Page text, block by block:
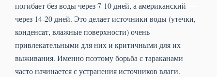
погибает без воды через 7-10 дней, а американский —
через 14-20 дней. Это делает источники воды (утечки,
конденсат, влажные поверхности) очень
привлекательными для них и критичными для их
выживания. Именно поэтому борьба с тараканами
часто начинается с устранения источников влаги.